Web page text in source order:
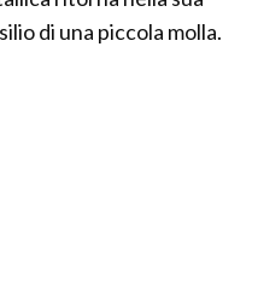
di una piccola molla.